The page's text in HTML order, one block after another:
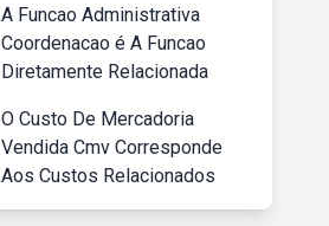
A Funcao Administrativa
Coordenacao é A Funcao
Diretamente Relacionada
O Custo De Mercadoria
Vendida Cmv Corresponde
Aos Custos Relacionados